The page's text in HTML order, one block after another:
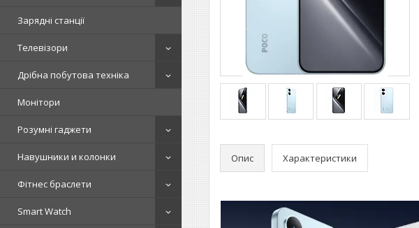
Зарядні станції
Телевізори
Дрібна побутова техніка
Монітори
Розумні гаджети
Навушники и колонки
Фітнес браслети
Smart Watch
Опис Характеристики